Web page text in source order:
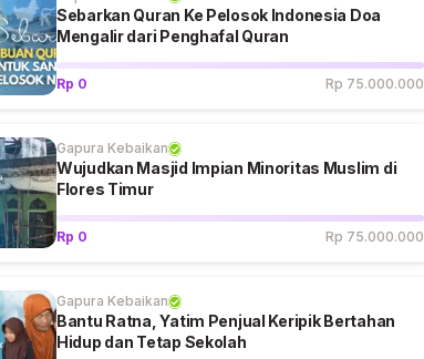
Sebarkan Quran Ke Pelosok Indonesia Doa
Mengalir dari Penghafal Quran
Rp 0 Rp 75.000.000
Gapura Kebaikan
Wujudkan Masjid Impian Minoritas Muslim di
Flores Timur
Rp 0 Rp 75.000.000
Gapura Kebaikan
Bantu Ratna, Yatim Penjual Keripik Bertahan
Hidup dan Tetap Sekolah